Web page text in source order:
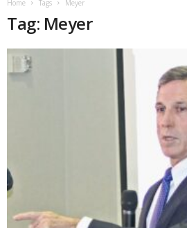
Home Tags Meyer
Tag: Meyer